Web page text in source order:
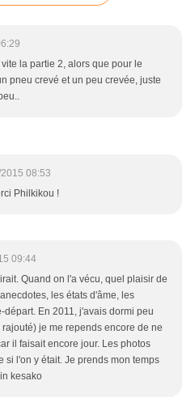
la partie 2, alors que pour le
pneu crevé et un peu crevée, juste
08:53
Philkikou !
09:44
Quand on l'a vécu, quel plaisir de
les états d'âme, les
départ. En 2011, j'avais dormi peu
je me repends encore de ne
il faisait encore jour. Les photos
si l'on y était. Je prends mon temps
kesako